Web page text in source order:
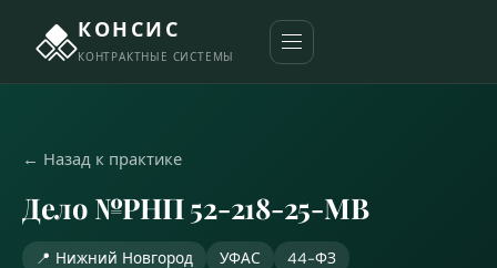
КОНСИС
КОНТРАКТНЫЕ СИСТЕМЫ
← Назад к практике
Дело №РНП 52-218-25-МВ
📍 Нижний Новгород УФАС
44-ФЗ